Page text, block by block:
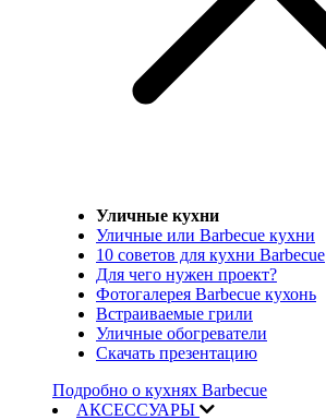
Уличные кухни
Уличные или Barbecue кухни
10 советов для кухни Barbecue
Для чего нужен проект?
Фотогалерея Barbecue кухонь
Встраиваемые грили
Уличные обогреватели
Скачать презентацию
Подробно о кухнях Barbecue
АКСЕССУАРЫ